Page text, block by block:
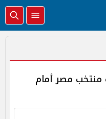
منتخب مصر أمام